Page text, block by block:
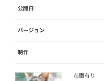
公開日
バージョン
制作
在庫有り